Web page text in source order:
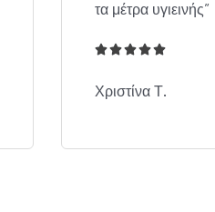
τα μέτρα υγιεινής”

Χριστίνα Τ.